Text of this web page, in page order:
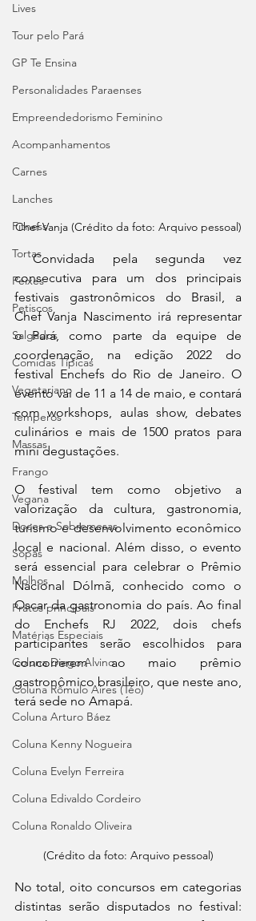
Lives
Tour pelo Pará
GP Te Ensina
Personalidades Paraenses
Empreendedorismo Feminino
Acompanhamentos
Carnes
Lanches
Fitness
Tortas
Peixes
Petiscos
Salgados
Comidas Típicas
Vegetariano
Temperos
Massas
Frango
Vegana
Doces e Sobremesas
Sopas
Molhos
Pratos principais
Matérias Especiais
Coluna Diego Alvino
Coluna Rômulo Aires (Téo)
Coluna Arturo Báez
Coluna Kenny Nogueira
Coluna Evelyn Ferreira
Coluna Edivaldo Cordeiro
Coluna Ronaldo Oliveira
Chef Vanja (Crédito da foto: Arquivo pessoal)
Convidada pela segunda vez
consecutiva para um dos principais
festivais gastronômicos do Brasil, a
Chef Vanja Nascimento irá representar
o Pará, como parte da equipe de
coordenação, na edição 2022 do
festival Enchefs do Rio de Janeiro. O
evento vai de 11 a 14 de maio, e contará
com workshops, aulas show, debates
culinários e mais de 1500 pratos para
mini degustações.
O festival tem como objetivo a
valorização da cultura, gastronomia,
turismo e desenvolvimento econômico
local e nacional. Além disso, o evento
será essencial para celebrar o Prêmio
Nacional Dólmã, conhecido como o
Oscar da gastronomia do país. Ao final
do Enchefs RJ 2022, dois chefs
participantes serão escolhidos para
concorrerem ao maio prêmio
gastronômico brasileiro, que neste ano,
terá sede no Amapá.
(Crédito da foto: Arquivo pessoal)
No total, oito concursos em categorias
distintas serão disputados no festival: